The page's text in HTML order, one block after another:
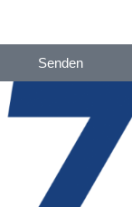
Senden